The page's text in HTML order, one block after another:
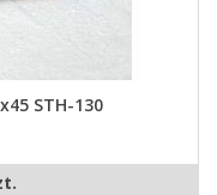
STH-130